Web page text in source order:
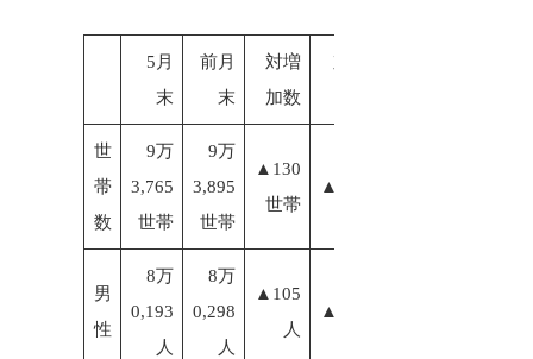
5月
末
前月
末
対増
加数
対増加
世
帯
数
9万
3,765
世帯
9万
3,895
世帯
▲130
世帯
▲0.14%
男
性
8万
0,193
人
8万
0,298
人
▲105
人
▲0.13%